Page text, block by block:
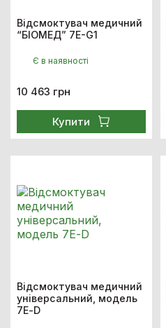
Відсмоктувач медичний
“БІОМЕД” 7E-G1
Є в наявності
10 463 грн
Купити
Відсмоктувач медичний
універсальний, модель
7Е-D